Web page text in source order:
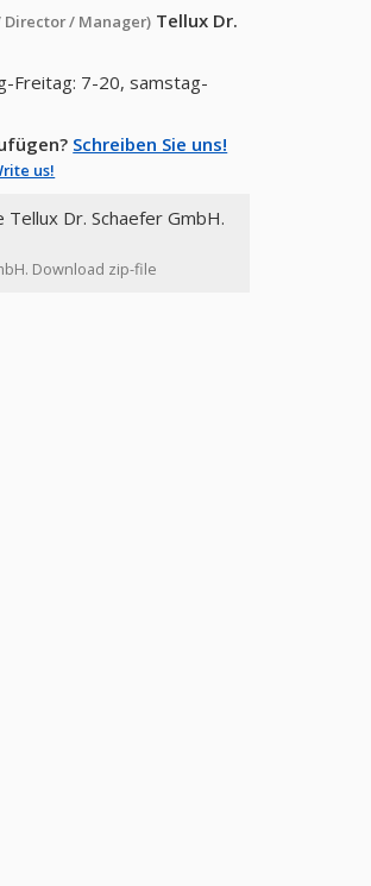
Director / Manager) Tellux Dr.
Freitag: 7-20, samstag-
Schreiben Sie uns!
us!
Dr. Schaefer GmbH.
Download zip-file